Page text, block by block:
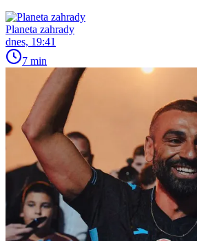
Planeta zahrady
dnes, 19:41
7 min